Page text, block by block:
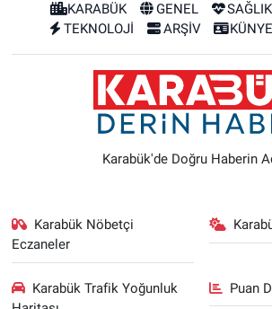
KARABÜK GENEL SAĞLIK
TEKNOLOJİ
ARŞİV KÜNYE
Karabük'de Doğru Haberin
Karabük Nöbetçi
Eczaneler
Karabük Trafik Yoğunluk
Puan